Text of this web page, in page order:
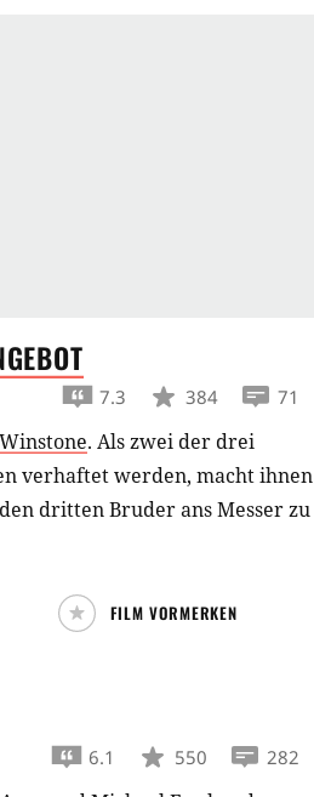
7.3 384 71
. Als zwei der drei
verhaftet werden, macht ihnen
dritten Bruder ans Messer zu
FILM VORMERKEN
6.1 550 282